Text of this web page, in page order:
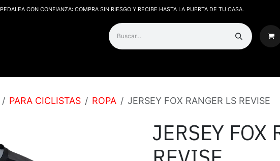
PEDALEA CON CONFIANZA: COMPRA SIN RIESGO Y RECIBE HASTA LA PUERTA DE TU CASA.
PARA CICLISTAS ROPA JERSEY FOX RANGER LS REVISE
JERSEY FOX